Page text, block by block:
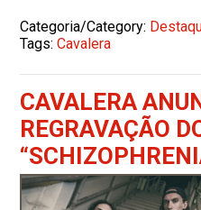
Categoria/Category:
Tags:Cavalera
CAVALERA
REGRAVAÇÃO